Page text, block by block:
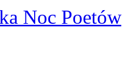
Noc Poetów